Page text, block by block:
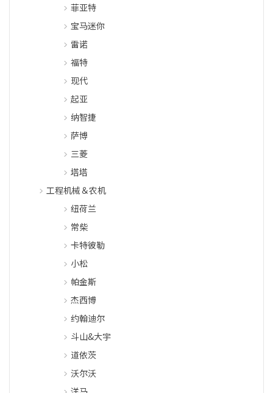
菲亚特
宝马迷你
雷诺
福特
现代
起亚
纳智捷
萨博
三菱
塔塔
工程机械＆农机
纽荷兰
常柴
卡特彼勒
小松
帕金斯
杰西博
约翰迪尔
斗山&大宇
道依茨
沃尔沃